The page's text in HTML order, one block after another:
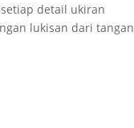
detail ukiran
lukisan dari tangan